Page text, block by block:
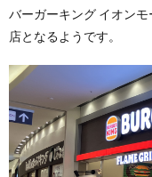
バーガーキング イオン
店となるようです。